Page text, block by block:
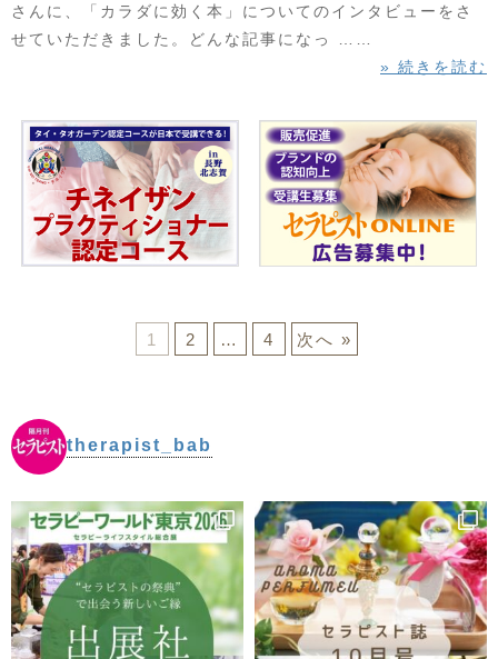
さんに、「カラダに効く本」についてのインタビューをさ
せていただきました。どんな記事になっ ……
» 続きを読む
1 2 … 4 次へ »
therapist_bab